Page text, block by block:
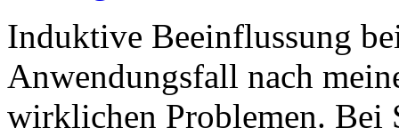
Induktive Beeinflussung
Anwendungsfall nach
wirklichen Problemen. Bei